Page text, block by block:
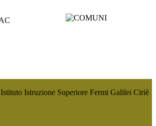
Istituto Istruzione Superiore Fermi Galilei Ciriè